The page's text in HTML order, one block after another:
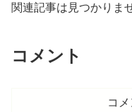
関連記事は見つかりま
コメント
コ